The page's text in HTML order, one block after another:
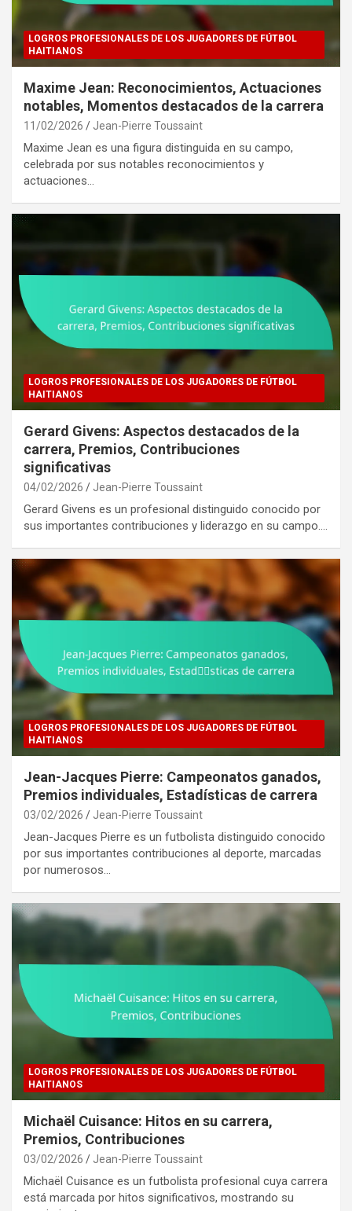
LOGROS PROFESIONALES DE LOS JUGADORES DE FÚTBOL
HAITIANOS
Maxime Jean: Reconocimientos, Actuaciones
notables, Momentos destacados de la carrera
11/02/2026 Jean-Pierre Toussaint
Maxime Jean es una figura distinguida en su campo,
celebrada por sus notables reconocimientos y
actuaciones…
LOGROS PROFESIONALES DE LOS JUGADORES DE FÚTBOL
HAITIANOS
Gerard Givens: Aspectos destacados de la
carrera, Premios, Contribuciones
significativas
04/02/2026 Jean-Pierre Toussaint
Gerard Givens es un profesional distinguido conocido por
sus importantes contribuciones y liderazgo en su campo.…
LOGROS PROFESIONALES DE LOS JUGADORES DE FÚTBOL
HAITIANOS
Jean-Jacques Pierre: Campeonatos ganados,
Premios individuales, Estadísticas de carrera
03/02/2026 Jean-Pierre Toussaint
Jean-Jacques Pierre es un futbolista distinguido conocido
por sus importantes contribuciones al deporte, marcadas
por numerosos…
LOGROS PROFESIONALES DE LOS JUGADORES DE FÚTBOL
HAITIANOS
Michaël Cuisance: Hitos en su carrera,
Premios, Contribuciones
03/02/2026 Jean-Pierre Toussaint
Michaël Cuisance es un futbolista profesional cuya carrera
está marcada por hitos significativos, mostrando su